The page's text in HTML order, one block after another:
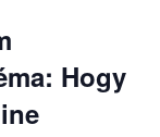
Hogy